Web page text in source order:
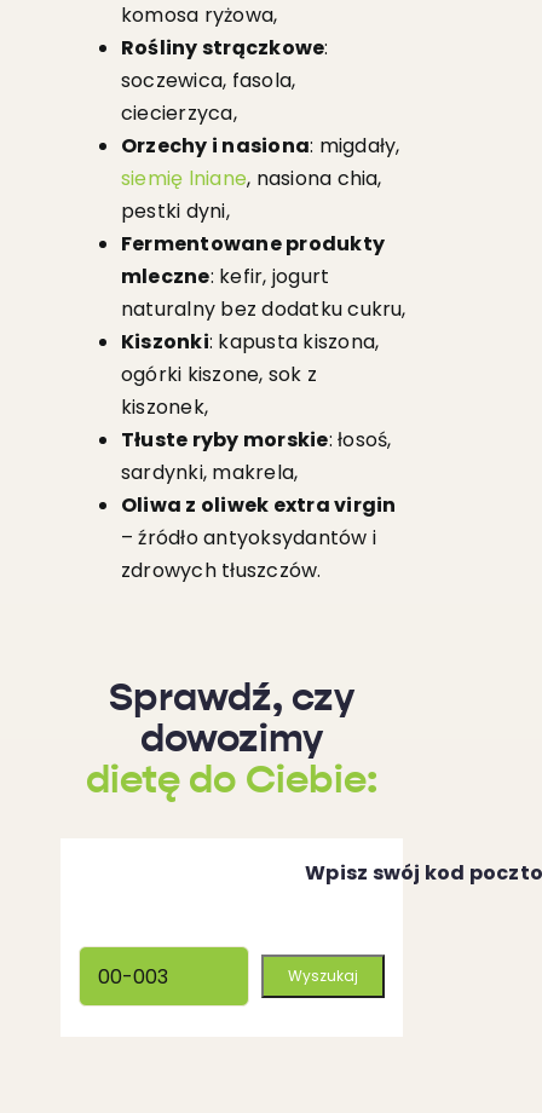
komosa ryżowa,
Rośliny strączkowe:
soczewica, fasola,
ciecierzyca,
Orzechy i nasiona: migdały,
siemię lniane, nasiona chia,
pestki dyni,
Fermentowane produkty
mleczne: kefir, jogurt
naturalny bez dodatku cukru,
Kiszonki: kapusta kiszona,
ogórki kiszone, sok z
kiszonek,
Tłuste ryby morskie: łosoś,
sardynki, makrela,
Oliwa z oliwek extra virgin
– źródło antyoksydantów i
zdrowych tłuszczów.
Sprawdź, czy
dowozimy
dietę do Ciebie:
Wpisz swój kod